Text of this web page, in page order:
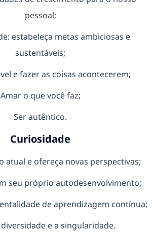
pessoal;
estabeleça metas ambiciosas e
sustentáveis;
e fazer as coisas acontecerem;
Amar o que você faz;
Ser autêntico.
Curiosidade
atual e ofereça novas perspectivas;
seu próprio autodesenvolvimento;
de aprendizagem contínua;
e a singularidade.